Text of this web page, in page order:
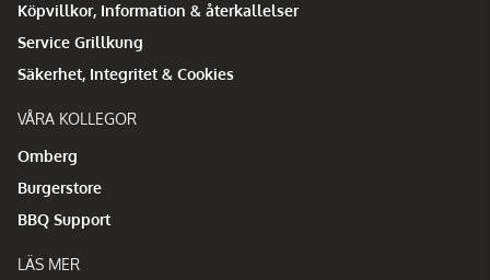
Köpvillkor, Information & återkallelser
Service Grillkung
Säkerhet, Integritet & Cookies
VÅRA KOLLEGOR
Omberg
Burgerstore
BBQ Support
LÄS MER